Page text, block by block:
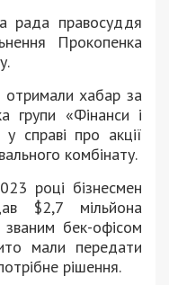
рада правосуддя
Прокопенка
отримали хабар за
групи «Фінанси і
справі про акції
комбінату.
році бізнесмен
$2,7 мільйона
званим бек-офісом
мали передати
рішення.